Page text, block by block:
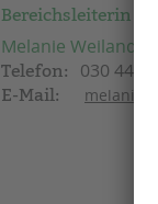
Bereichsleiterin
Melanie Weiland
Telefon: 030
E-Mail: